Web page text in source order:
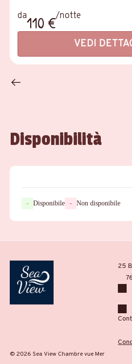
da110 €/notte
VEDI
Disponibilità
- Disponibile - Non disponibile
25
© 2026 Sea View Chambre vue Mer